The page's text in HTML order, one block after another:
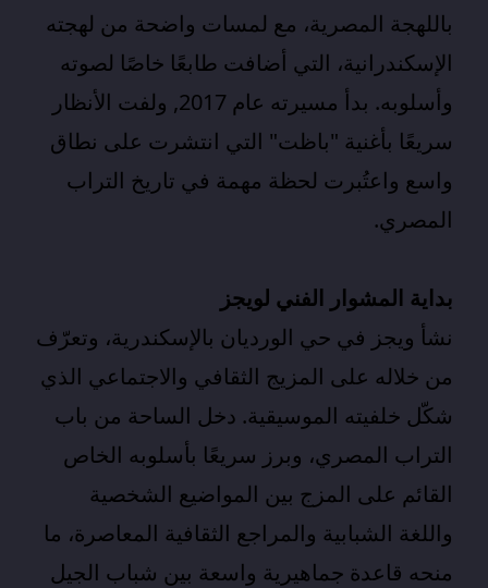
باللهجة المصرية، مع لمسات واضحة من لهجته
الإسكندرانية، التي أضافت طابعًا خاصًا لصوته
وأسلوبه. بدأ مسيرته عام 2017, ولفت الأنظار
سريعًا بأغنية "باظت" التي انتشرت على نطاق
واسع واعتُبرت لحظة مهمة في تاريخ التراب
المصري.
بداية المشوار الفني لويجز
نشأ ويجز في حي الورديان بالإسكندرية، وتعرّف
من خلاله على المزيج الثقافي والاجتماعي الذي
شكّل خلفيته الموسيقية. دخل الساحة من باب
التراب المصري، وبرز سريعًا بأسلوبه الخاص
القائم على المزج بين المواضيع الشخصية
واللغة الشبابية والمراجع الثقافية المعاصرة، ما
منحه قاعدة جماهيرية واسعة بين شباب الجيل